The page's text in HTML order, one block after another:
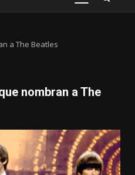
PRIMARY
a The Beatles
nombran a The